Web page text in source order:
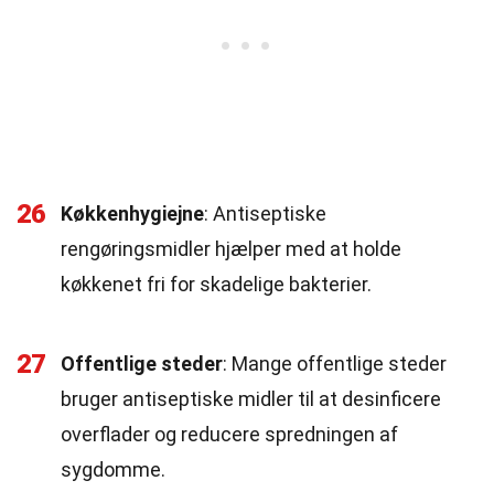
26 Køkkenhygiejne: Antiseptiske
rengøringsmidler hjælper med at holde
køkkenet fri for skadelige bakterier.
27 Offentlige steder: Mange offentlige steder
bruger antiseptiske midler til at desinficere
overflader og reducere spredningen af
sygdomme.